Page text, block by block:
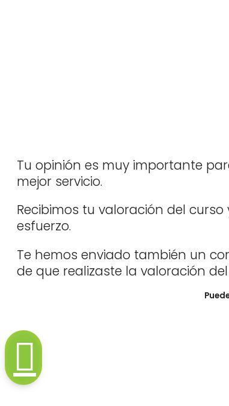
Tu opinión es muy importante
mejor servicio.
Recibimos tu valoración del
esfuerzo.
Te hemos enviado también un
de que realizaste la valoración